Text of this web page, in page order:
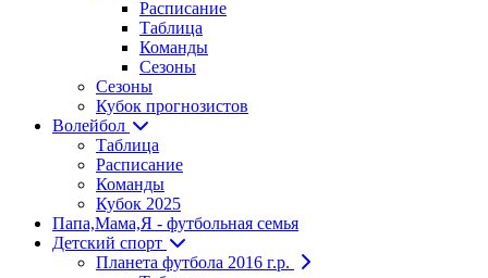
Расписание
Таблица
Команды
Сезоны
Сезоны
Кубок прогнозистов
Волейбол
Таблица
Расписание
Команды
Кубок 2025
Папа,Мама,Я - футбольная семья
Детский спорт
Планета футбола 2016 г.р.